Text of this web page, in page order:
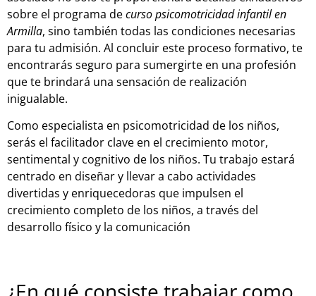
sobre el programa decurso psicomotricidad infantil en
Armilla, sino también todas las condiciones necesarias
para tu admisión. Al concluir este proceso formativo, te
encontrarás seguro para sumergirte en una profesión
que te brindará una sensación de realización
inigualable.
Como especialista en psicomotricidad de los niños,
serás el facilitador clave en el crecimiento motor,
sentimental y cognitivo de los niños. Tu trabajo estará
centrado en diseñar y llevar a cabo actividades
divertidas y enriquecedoras que impulsen el
crecimiento completo de los niños, a través del
desarrollo físico y la comunicación